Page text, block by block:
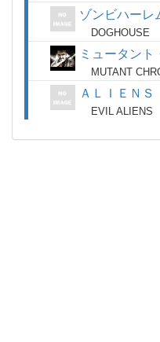
ゾンビハーレ
DOGHOUSE
ミュータント
MUTANT
ＡＬＩＥＮ
EVIL ALIENS